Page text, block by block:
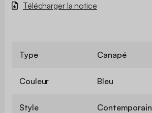
Télécharger la notice
Type Canapé
Couleur Bleu
Style Contemporain